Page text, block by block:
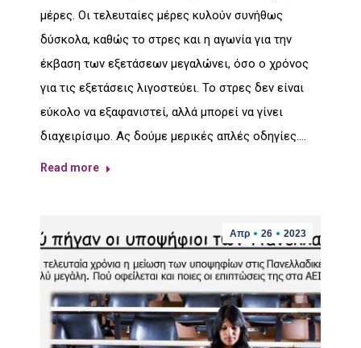
μέρες. Οι τελευταίες μέρες κυλούν συνήθως
δύσκολα, καθώς το στρες και η αγωνία για την
έκβαση των εξετάσεων μεγαλώνει, όσο ο χρόνος
για τις εξετάσεις λιγοστεύει. Το στρες δεν είναι
εύκολο να εξαφανιστεί, αλλά μπορεί να γίνει
διαχειρίσιμο. Ας δούμε μερικές απλές οδηγίες.…
Read more
Απρ 26 2023